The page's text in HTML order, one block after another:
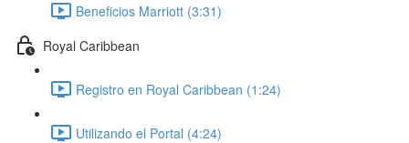
Beneficios Marriott (3:31)
Royal Caribbean
Registro en Royal Caribbean (1:24)
Utilizando el Portal (4:24)